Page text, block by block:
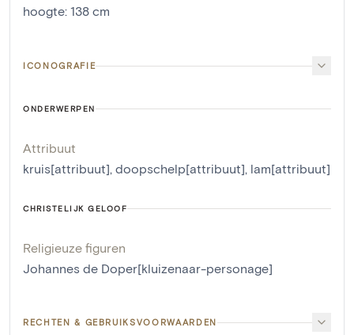
hoogte: 138 cm
ICONOGRAFIE
ONDERWERPEN
Attribuut
kruis[attribuut], doopschelp[attribuut], lam[attribuut]
CHRISTELIJK GELOOF
Religieuze figuren
Johannes de Doper[kluizenaar-personage]
RECHTEN & GEBRUIKSVOORWAARDEN